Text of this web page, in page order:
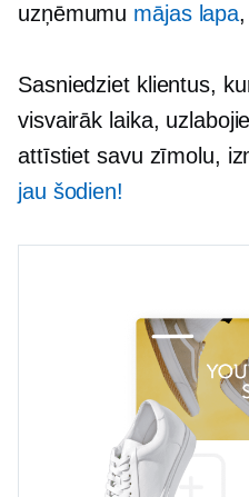
uzņēmumu mājas lapa,
Sasniedziet klientus,
visvairāk laika,
attīstiet savu zīmolu,
jau šodien!